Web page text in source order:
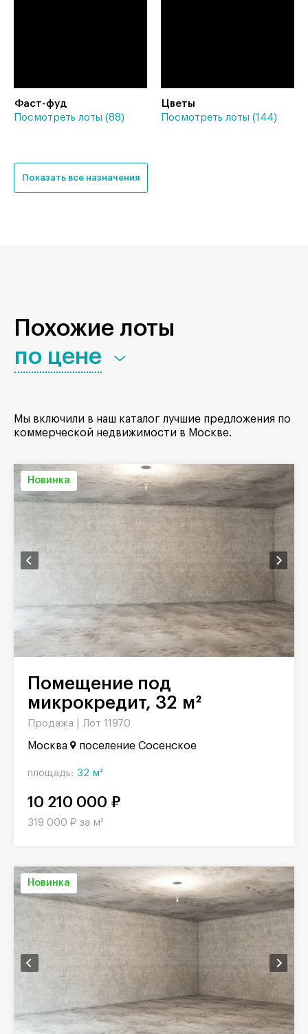
Фаст-фуд
Посмотреть лоты (88)
Цветы
Посмотреть лоты (144)
Показать все назначения
Похожие лоты
по цене
Мы включили в наш каталог лучшие предложения по
коммерческой недвижимости в Москве.
Новинка
Помещение под
микрокредит, 32 м²
Продажа | Лот 11970
Москва поселение Сосенское
площадь: 32 м²
10 210 000 ₽
319 000 ₽ за м²
Новинка